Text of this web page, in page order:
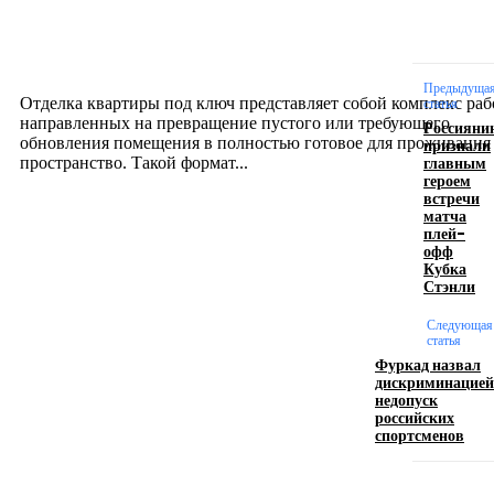
Отделка квартиры под ключ представляет собой комплекс
направленных на превращение пустого или требующего
обновления помещения в полностью готовое для проживания
пространство. Такой формат...
логотипом: эффективный инструмент бренда
Девушка в бокале: легендарный номер бурлеска
искусство эффектного представления
статья
признали
главным
героем
встречи
матча
плей-
офф
Кубка
Стэнли
Следующая
статья
Фуркад назвал
дискриминацией
недопуск
российских
спортсменов